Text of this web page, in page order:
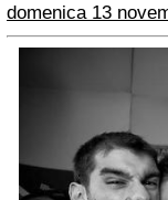
domenica 13